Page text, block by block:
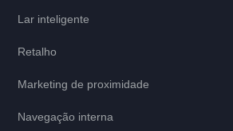
Lar inteligente
Retalho
Marketing de proximidade
Navegação interna